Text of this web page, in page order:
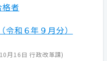
者
和６年９月分）
月16日 行政改革課)